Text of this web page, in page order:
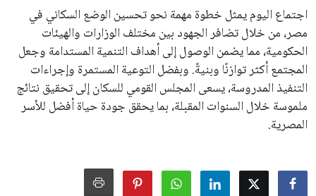
اجتماع اليوم يمثل خطوة مهمة نحو تحسين الوضع السكاني في
مصر، من خلال تضافر الجهود بين مختلف الوزارات والهيئات
الحكومية، مما يضمن الوصول إلى أهداف التنمية المستدامة وجعل
المجتمع أكثر توازنًا وبنيةً. وبفضل التوعية المستمرة وإجراءات
التنفيذ المدروسة، يسعى المجلس القومي للسكان إلى تحقيق نتائج
ملموسة خلال السنوات المقبلة، بما يحقق جودة حياة أفضل للأسر
المصرية.